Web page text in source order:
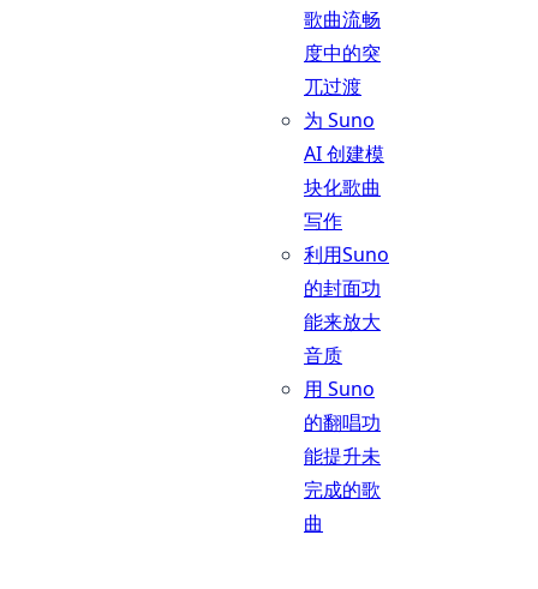
歌曲流畅
度中的突
兀过渡
为 Suno
AI 创建模
块化歌曲
写作
利用Suno
的封面功
能来放大
音质
用 Suno
的翻唱功
能提升未
完成的歌
曲